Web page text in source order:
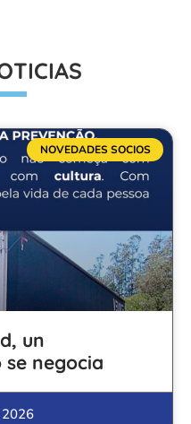
NOVEDADES SOCIOS
un
negocia